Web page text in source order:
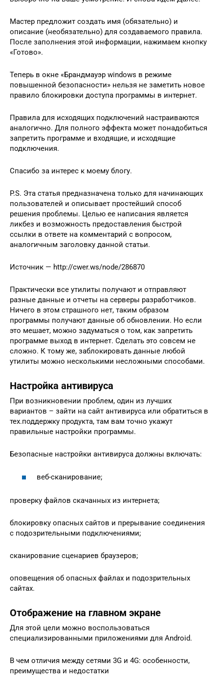
Мастер предложит создать имя (обязательно) и
описание (необязательно) для создаваемого правила.
После заполнения этой информации, нажимаем кнопку
«Готово».
Теперь в окне «Брандмауэр windows в режиме
повышенной безопасности» нельзя не заметить новое
правило блокировки доступа программы в интернет.
Правила для исходящих подключений настраиваются
аналогично. Для полного эффекта может понадобиться
запретить программе и входящие, и исходящие
подключения.
Спасибо за интерес к моему блогу.
P.S. Эта статья предназначена только для начинающих
пользователей и описывает простейший способ
решения проблемы. Целью ее написания является
ликбез и возможность предоставления быстрой
ссылки в ответе на комментарий с вопросом,
аналогичным заголовку данной статьи.
Источник — http://cwer.ws/node/286870
Практически все утилиты получают и отправляют
разные данные и отчеты на серверы разработчиков.
Ничего в этом страшного нет, таким образом
программы получают данные об обновлении. Но если
это мешает, можно задуматься о том, как запретить
программе выход в интернет. Сделать это совсем не
сложно. К тому же, заблокировать данные любой
утилиты можно несколькими несложными способами.
Настройка антивируса
При возникновении проблем, один из лучших
вариантов – зайти на сайт антивируса или обратиться в
тех.поддержку продукта, там вам точно укажут
правильные настройки программы.
Безопасные настройки антивируса должны включать:
веб-сканирование;
проверку файлов скачанных из интернета;
блокировку опасных сайтов и прерывание соединения
с подозрительными подключениями;
сканирование сценариев браузеров;
оповещения об опасных файлах и подозрительных
сайтах.
Отображение на главном экране
Для этой цели можно воспользоваться
специализированными приложениями для Android.
В чем отличия между сетями 3G и 4G: особенности,
преимущества и недостатки